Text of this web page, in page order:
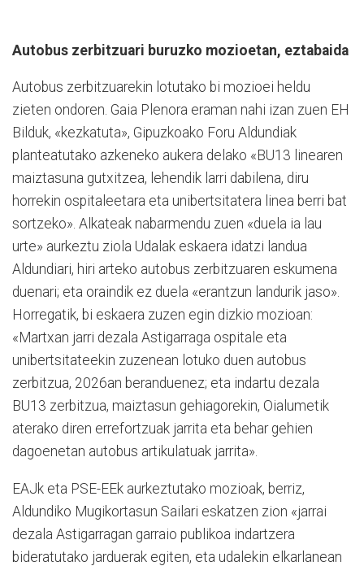
Autobus zerbitzuari buruzko mozioetan, eztabaida
Autobus zerbitzuarekin lotutako bi mozioei heldu
zieten ondoren. Gaia Plenora eraman nahi izan zuen EH
Bilduk, «kezkatuta», Gipuzkoako Foru Aldundiak
planteatutako azkeneko aukera delako «BU13 linearen
maiztasuna gutxitzea, lehendik larri dabilena, diru
horrekin ospitaleetara eta unibertsitatera linea berri bat
sortzeko». Alkateak nabarmendu zuen «duela ia lau
urte» aurkeztu ziola Udalak eskaera idatzi landua
Aldundiari, hiri arteko autobus zerbitzuaren eskumena
duenari; eta oraindik ez duela «erantzun landurik jaso».
Horregatik, bi eskaera zuzen egin dizkio mozioan:
«Martxan jarri dezala Astigarraga ospitale eta
unibertsitateekin zuzenean lotuko duen autobus
zerbitzua, 2026an beranduenez; eta indartu dezala
BU13 zerbitzua, maiztasun gehiagorekin, Oialumetik
aterako diren errefortzuak jarrita eta behar gehien
dagoenetan autobus artikulatuak jarrita».
EAJk eta PSE-EEk aurkeztutako mozioak, berriz,
Aldundiko Mugikortasun Sailari eskatzen zion «jarrai
dezala Astigarragan garraio publikoa indartzera
bideratutako jarduerak egiten, eta udalekin elkarlanean